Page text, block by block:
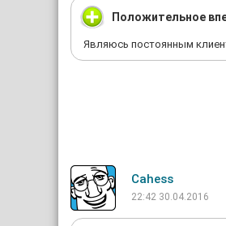
Положительное
Являюсь постоянным
Cahe­ss
22:42 30.04.2016